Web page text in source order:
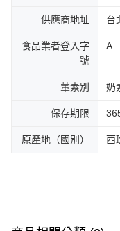
供應商地址 台
食品業者登入字
號
A
葷素別 奶
保存期限
原產地（國別） 西